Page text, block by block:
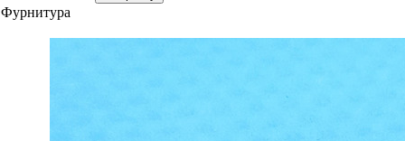
Фурнитура